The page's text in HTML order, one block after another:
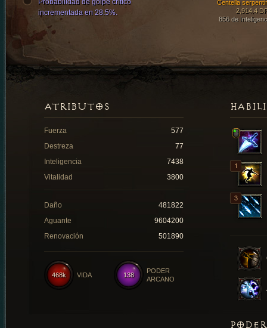
Centella
2,914.4
856 de
Probabilidad de golpe crítico
incrementada en 28.5%.
ATRIBUTOS
Fuerza
577
Destreza
77
Inteligencia
7438
Vitalidad
3800
Daño
481822
Aguante
9604200
Renovación
501890
138
PODER
ARCANO
468k VIDA